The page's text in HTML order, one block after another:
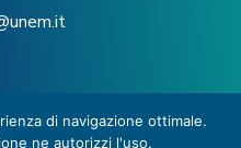
di navigazione ottimale.
ne autorizzi l'uso.